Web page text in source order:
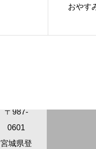
おやす
〒987-
0601
宮城県登